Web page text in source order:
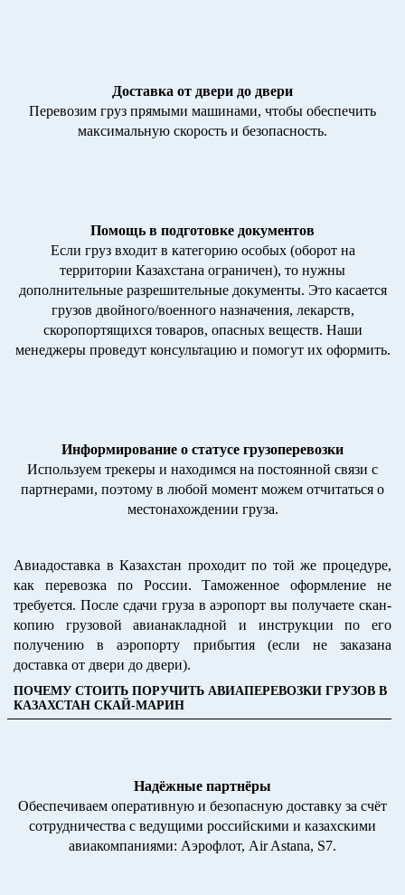
Доставка от двери до двери
Перевозим груз прямыми машинами, чтобы обеспечить
максимальную скорость и безопасность.
Помощь в подготовке документов
Если груз входит в категорию особых (оборот на
территории Казахстана ограничен), то нужны
дополнительные разрешительные документы. Это касается
грузов двойного/военного назначения, лекарств,
скоропортящихся товаров, опасных веществ. Наши
менеджеры проведут консультацию и помогут их оформить.
Информирование о статусе грузоперевозки
Используем трекеры и находимся на постоянной связи с
партнерами, поэтому в любой момент можем отчитаться о
местонахождении груза.
Авиадоставка в Казахстан проходит по той же процедуре,
как перевозка по России. Таможенное оформление не
требуется. После сдачи груза в аэропорт вы получаете скан-
копию грузовой авианакладной и инструкции по его
получению в аэропорту прибытия (если не заказана
доставка от двери до двери).
ПОЧЕМУ СТОИТЬ ПОРУЧИТЬ АВИАПЕРЕВОЗКИ ГРУЗОВ В
КАЗАХСТАН СКАЙ-МАРИН
Надёжные партнёры
Обеспечиваем оперативную и безопасную доставку за счёт
сотрудничества с ведущими российскими и казахскими
авиакомпаниями: Аэрофлот, Air Astana, S7.